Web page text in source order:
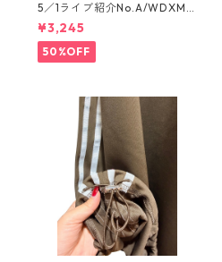
5／1ライブ紹介No.A/WDXM-
777 シアーリブ編みニットカー
ディガン
¥3,245
50%OFF